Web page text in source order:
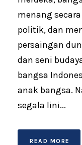
menang
politik, dan
persaingan
dan seni
bangsa
anak bangsa.
segala lini...
READ MORE